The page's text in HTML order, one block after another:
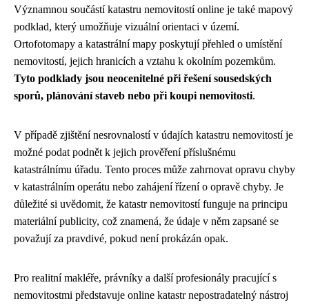
Významnou součástí katastru nemovitostí online je také mapový
podklad, který umožňuje vizuální orientaci v území.
Ortofotomapy a katastrální mapy poskytují přehled o umístění
nemovitostí, jejich hranicích a vztahu k okolním pozemkům.
Tyto podklady jsou neocenitelné při řešení sousedských
sporů, plánování staveb nebo při koupi nemovitosti.
V případě zjištění nesrovnalostí v údajích katastru nemovitostí je
možné podat podnět k jejich prověření příslušnému
katastrálnímu úřadu. Tento proces může zahrnovat opravu chyby
v katastrálním operátu nebo zahájení řízení o opravě chyby. Je
důležité si uvědomit, že katastr nemovitostí funguje na principu
materiální publicity, což znamená, že údaje v něm zapsané se
považují za pravdivé, pokud není prokázán opak.
Pro realitní makléře, právníky a další profesionály pracující s
nemovitostmi představuje online katastr nepostradatelný nástroj